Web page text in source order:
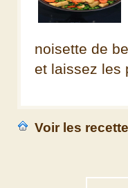
noisette de
et laissez les
Voir les